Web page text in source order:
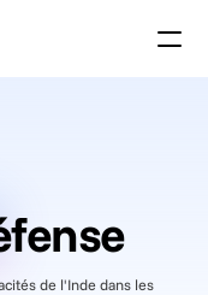
des pitchs
de l'Inde dans les